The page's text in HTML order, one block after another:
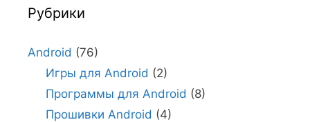
Рубрики
Android (76)
Игры для Android (2)
Программы для Android (8)
Прошивки Android (4)